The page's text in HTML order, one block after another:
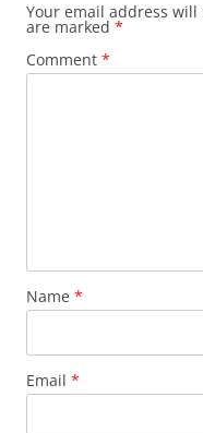
Your email address
are marked *
Comment *
Name *
Email *